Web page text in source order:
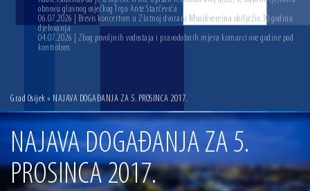
obnovu glavnog osječkog Trga Ante Starčevića
06.07.2026 | Brevis koncertom u Zlatnoj dvorani Musikvereina obilježio 30 godina
djelovanja
04.07.2026 | Zbog povoljnih vodostaja i pravodobnih mjera komarci ove godine pod
kontrolom
Grad Osijek » NAJAVA DOGAĐANJA ZA 5. PROSINCA 2017.
NAJAVA DOGAĐANJA ZA 5.
PROSINCA 2017.